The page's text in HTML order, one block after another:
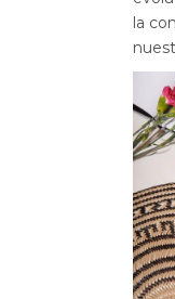
la